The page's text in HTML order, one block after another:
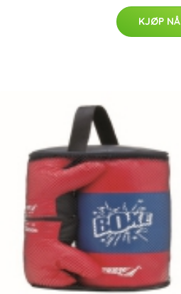
KJØP NÅ